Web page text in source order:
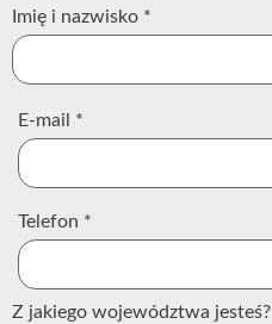
Imię i nazwisko *
E-mail *
Telefon *
Z jakiego województwa jesteś?